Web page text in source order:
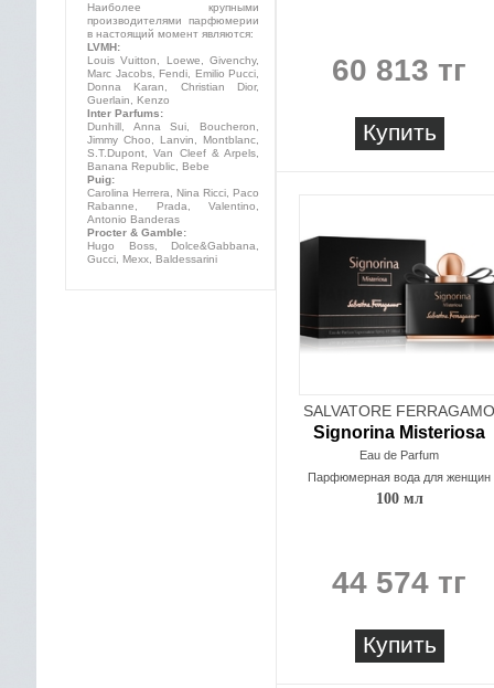
60 813 тг
Купить
SALVATORE FERRAGAMO
Signorina Misteriosa
Eau de Parfum
Парфюмерная вода для женщин
100 мл
44 574 тг
Купить
Наиболее крупными
производителями парфюмерии
в настоящий момент являются:
LVMH:
Louis Vuitton, Loewe, Givenchy,
Marc Jacobs, Fendi, Emilio Pucci,
Donna Karan, Christian Dior,
Guerlain, Kenzo
Inter Parfums:
Dunhill, Anna Sui, Boucheron,
Jimmy Choo, Lanvin, Montblanc,
S.T.Dupont, Van Cleef & Arpels,
Banana Republic, Bebe
Puig:
Carolina Herrera, Nina Ricci, Paco
Rabanne, Prada, Valentino,
Antonio Banderas
Procter & Gamble:
Hugo Boss, Dolce&Gabbana,
Gucci, Mexx, Baldessarini